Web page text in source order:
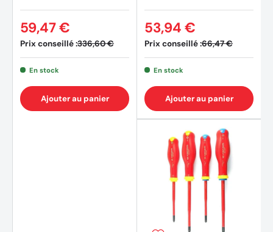
Prix conseillé :336,60 €
59,47 €
En stock
Ajouter au panier
Prix conseillé :66,47 €
53,94 €
En stock
Ajouter au panier